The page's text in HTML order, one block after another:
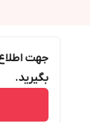
جهت
بگیرید.